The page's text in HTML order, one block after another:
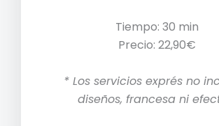
Tiempo: 30 min
Precio: 22,90€
*Los servicios exprés no
diseños, francesa ni